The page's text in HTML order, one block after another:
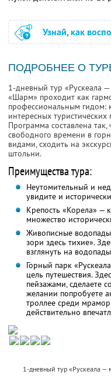
Узнай, как
ПОДРОБНЕЕ О
1-дневный тур «Рускеала
«Шарм» проходит как
профессиональным гидом:
интересных туристических
Программа составлена
свободного времени в
видами, сходить на
штольни.
Преимущества тура:
Неутомительный и
увидите и
Крепость «Корела» —
множество
Живописные
зори здесь тихие».
взглянуть на
Горный парк
цель путешествия.
пейзажами, сделаете
желании попробуете
троллее среди
действительно
1-дневный тур «Рускеала